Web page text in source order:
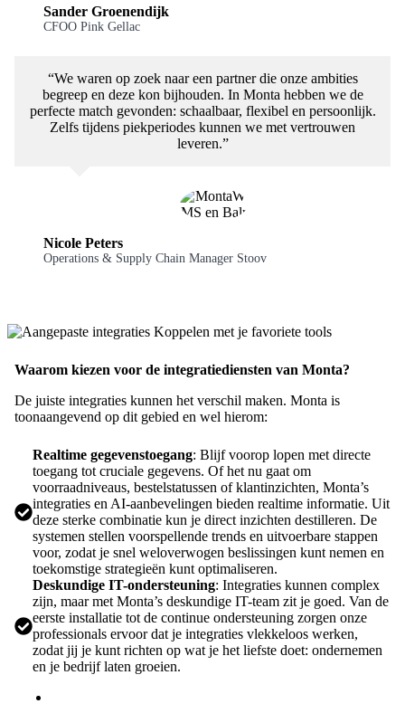
Sander Groenendijk
CFOO Pink Gellac
“We waren op zoek naar een partner die onze ambities
begreep en deze kon bijhouden. In Monta hebben we de
perfecte match gevonden: schaalbaar, flexibel en persoonlijk.
Zelfs tijdens piekperiodes kunnen we met vertrouwen
leveren.”
Nicole Peters
Operations & Supply Chain Manager Stoov
Waarom kiezen voor de integratiediensten van Monta?
De juiste integraties kunnen het verschil maken. Monta is
toonaangevend op dit gebied en wel hierom:
Realtime gegevenstoegang: Blijf voorop lopen met directe
toegang tot cruciale gegevens. Of het nu gaat om
voorraadniveaus, bestelstatussen of klantinzichten, Monta’s
integraties en AI-aanbevelingen bieden realtime informatie. Uit
deze sterke combinatie kun je direct inzichten destilleren. De
systemen stellen voorspellende trends en uitvoerbare stappen
voor, zodat je snel weloverwogen beslissingen kunt nemen en
toekomstige strategieën kunt optimaliseren.
Deskundige IT-ondersteuning: Integraties kunnen complex
zijn, maar met Monta’s deskundige IT-team zit je goed. Van de
eerste installatie tot de continue ondersteuning zorgen onze
professionals ervoor dat je integraties vlekkeloos werken,
zodat jij je kunt richten op wat je het liefste doet: ondernemen
en je bedrijf laten groeien.